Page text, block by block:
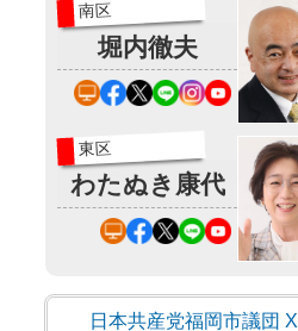
ホFaceBook
X（旧
LineInstagram
Youtube
ホFaceBook
X（旧
LineInstagram
Youtubue
南区
堀内徹夫
東区
わたぬき康代
日本共産党福岡市議団 X